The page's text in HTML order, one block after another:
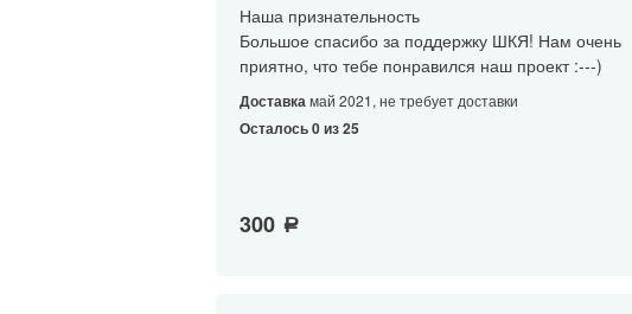
Наша признательность
Большое спасибо за поддержку ШКЯ! Нам очень
приятно, что тебе понравился наш проект :---)
Доставкамай 2021, не требует доставки
Осталось 0 из 25
300 a